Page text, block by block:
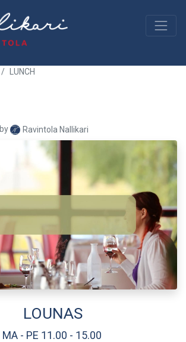
LUNCH
by Ravintola Nallikari
LOUNAS
MA - PE 11.00 - 15.00